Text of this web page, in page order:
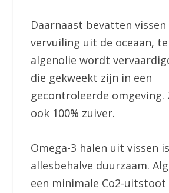
Daarnaast bevatten vissen
vervuiling uit de oceaan,
algenolie wordt
die gekweekt zijn in een
gecontroleerde omgeving.
ook 100% zuiver.
Omega-3 halen uit vissen
allesbehalve duurzaam.
een minimale Co2-